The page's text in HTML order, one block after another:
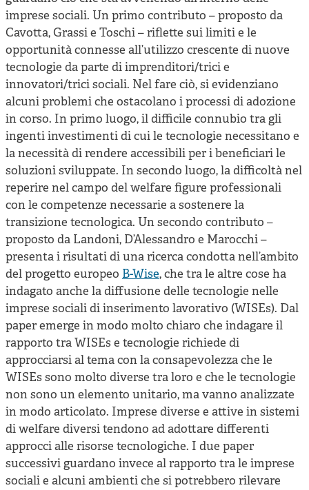
imprese sociali. Un primo contributo – proposto da
Cavotta, Grassi e Toschi – riflette sui limiti e le
opportunità connesse all’utilizzo crescente di nuove
tecnologie da parte di imprenditori/trici e
innovatori/trici sociali. Nel fare ciò, si evidenziano
alcuni problemi che ostacolano i processi di adozione
in corso. In primo luogo, il difficile connubio tra gli
ingenti investimenti di cui le tecnologie necessitano e
la necessità di rendere accessibili per i beneficiari le
soluzioni sviluppate. In secondo luogo, la difficoltà nel
reperire nel campo del welfare figure professionali
con le competenze necessarie a sostenere la
transizione tecnologica. Un secondo contributo –
proposto da Landoni, D’Alessandro e Marocchi –
presenta i risultati di una ricerca condotta nell’ambito
del progetto europeo B-Wise, che tra le altre cose ha
indagato anche la diffusione delle tecnologie nelle
imprese sociali di inserimento lavorativo (WISEs). Dal
paper emerge in modo molto chiaro che indagare il
rapporto tra WISEs e tecnologie richiede di
approcciarsi al tema con la consapevolezza che le
WISEs sono molto diverse tra loro e che le tecnologie
non sono un elemento unitario, ma vanno analizzate
in modo articolato. Imprese diverse e attive in sistemi
di welfare diversi tendono ad adottare differenti
approcci alle risorse tecnologiche. I due paper
successivi guardano invece al rapporto tra le imprese
sociali e alcuni ambienti che si potrebbero rilevare